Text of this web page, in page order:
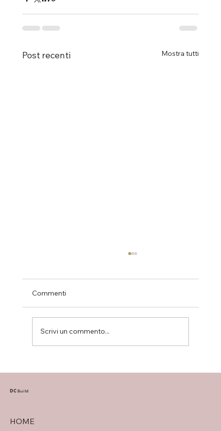
Post recenti Mostra tutti
Commenti
Scrivi un commento...
DC Build
HOME